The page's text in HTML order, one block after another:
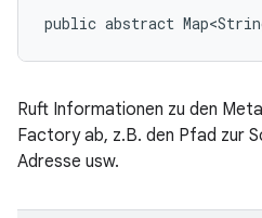
public abstract
Ruft Informationen zu den
Factory ab, z.B. den Pfad zur
Adresse usw.